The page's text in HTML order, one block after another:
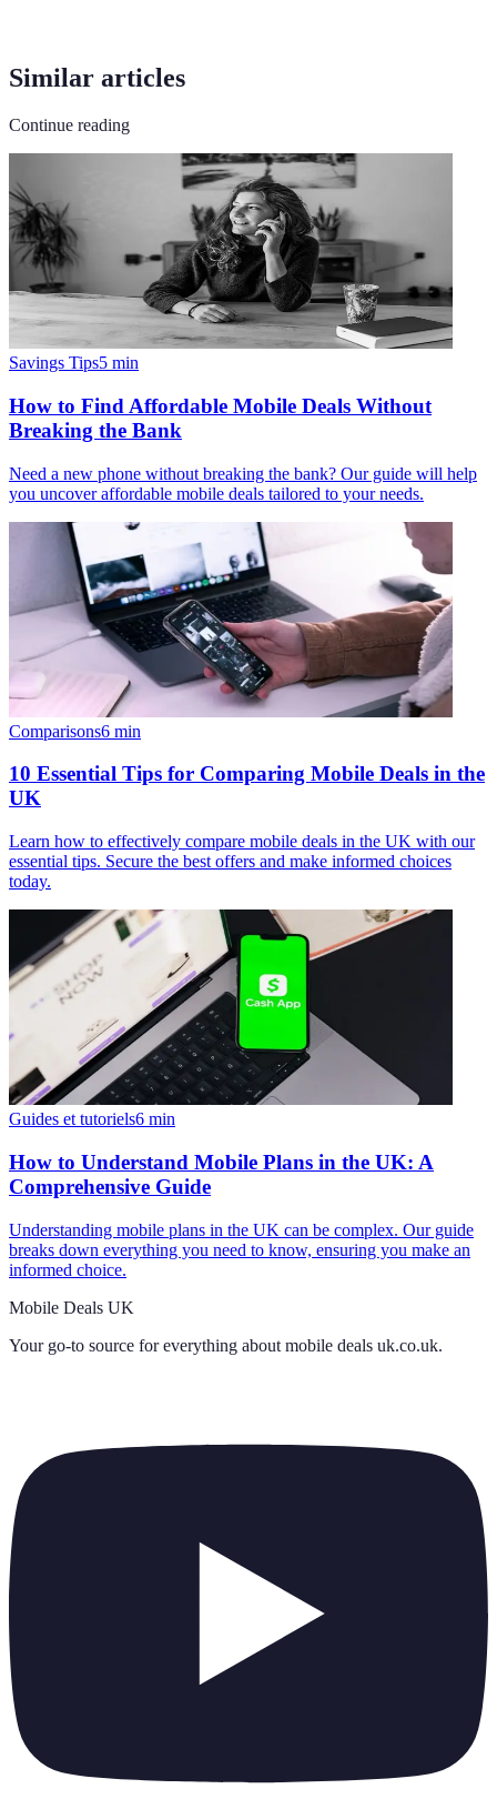
Similar articles
Continue reading
Savings Tips5 min
How to Find Affordable Mobile Deals Without
Breaking the Bank
Need a new phone without breaking the bank? Our guide will help
you uncover affordable mobile deals tailored to your needs.
Comparisons6 min
10 Essential Tips for Comparing Mobile Deals in the
UK
Learn how to effectively compare mobile deals in the UK with our
essential tips. Secure the best offers and make informed choices
today.
Guides et tutoriels6 min
How to Understand Mobile Plans in the UK: A
Comprehensive Guide
Understanding mobile plans in the UK can be complex. Our guide
breaks down everything you need to know, ensuring you make an
informed choice.
Mobile Deals UK
Your go-to source for everything about mobile deals uk.co.uk.